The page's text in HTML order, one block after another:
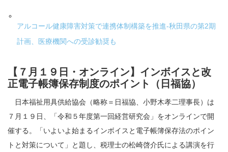
アルコール健康障害対策で連携体制構築を推進-秋田県の第2期
計画、医療機関への受診勧奨も
【７月１９日・オンライン】インボイスと改
正電子帳簿保存制度のポイント（日福協）
日本福祉用具供給協会（略称＝日福協、小野木孝二理事長）は
７月１９日、「令和５年度第一回経営研究会」をオンラインで開
催する。「いよいよ始まるインボイスと電子帳簿保存法のポイン
トと対策について」と題し、税理士の松崎啓介氏による講演を行